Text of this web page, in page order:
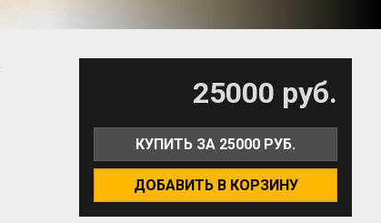
25000 руб.
КУПИТЬ ЗА 25000 РУБ.
ДОБАВИТЬ В КОРЗИНУ